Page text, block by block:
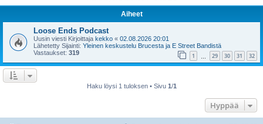
Aiheet
Loose Ends Podcast
Uusin viesti Kirjoittaja kekko « 02.08.2026 20:01
Lähetetty Sijainti: Yleinen keskustelu Brucesta ja E Street Bandistä
Vastaukset: 319 1 29 30 31 32
Haku löysi 1 tuloksen • Sivu 1/1
Hyppää